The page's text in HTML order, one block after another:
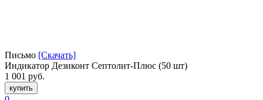
Письмо [Скачать]
Индикатор Дезиконт Септолит-Плюс (50 шт)
1 001 руб.
купить